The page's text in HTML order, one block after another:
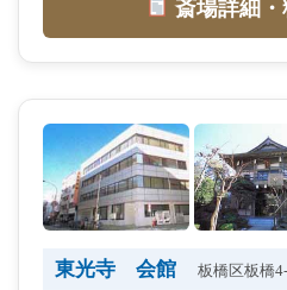
斎場詳細
東光寺 会館 板橋区板橋